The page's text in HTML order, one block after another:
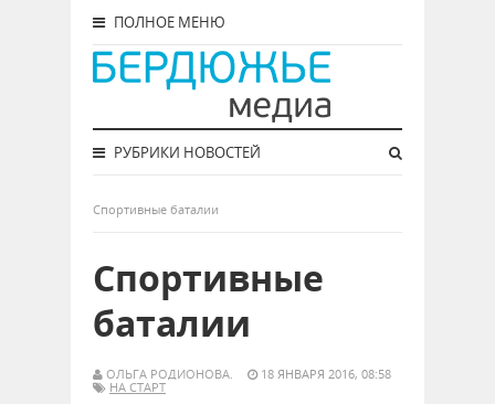
ПОЛНОЕ МЕНЮ
РУБРИКИ НОВОСТЕЙ
Спортивные баталии
Спортивные
баталии
ОЛЬГА РОДИОНОВА.
18 ЯНВАРЯ 2016, 08:58
НА СТАРТ